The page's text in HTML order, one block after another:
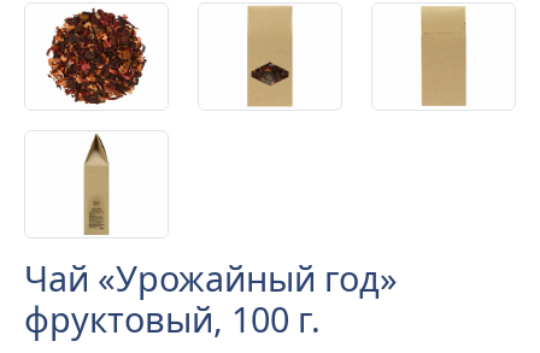
Чай «Урожайный год»
фруктовый, 100 г.